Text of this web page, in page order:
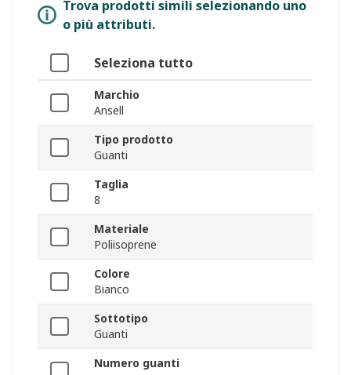
Trova prodotti simili selezionando uno
o più attributi.
Seleziona tutto
Marchio
Ansell
Tipo prodotto
Guanti
Taglia
8
Materiale
Poliisoprene
Colore
Bianco
Sottotipo
Guanti
Numero guanti